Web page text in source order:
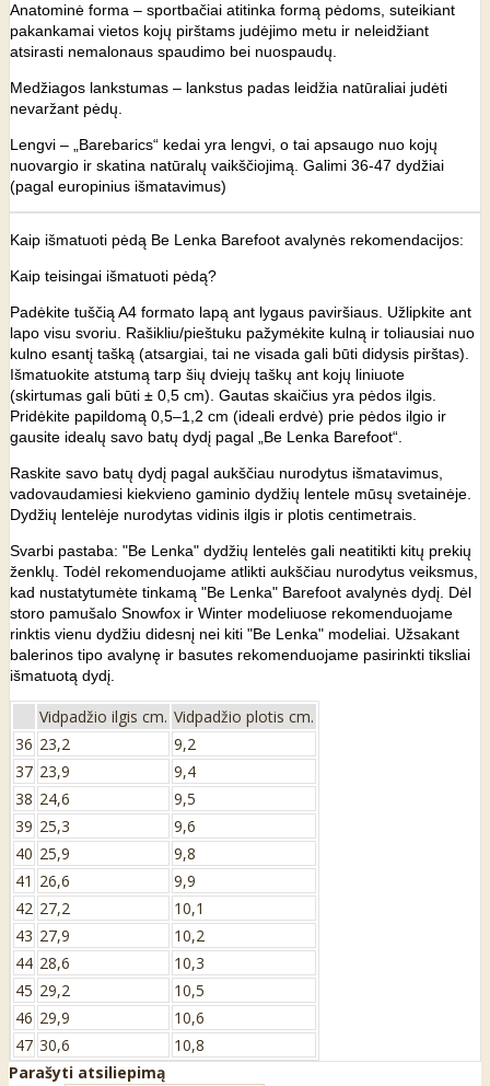
Anatominė forma – sportbačiai atitinka formą pėdoms, suteikiant
pakankamai vietos kojų pirštams judėjimo metu ir neleidžiant
atsirasti nemalonaus spaudimo bei nuospaudų.
Medžiagos lankstumas – lankstus padas leidžia natūraliai judėti
nevaržant pėdų.
Lengvi – „Barebarics“ kedai yra lengvi, o tai apsaugo nuo kojų
nuovargio ir skatina natūralų vaikščiojimą. Galimi 36-47 dydžiai
(pagal europinius išmatavimus)
Kaip išmatuoti pėdą Be Lenka Barefoot avalynės rekomendacijos:
Kaip teisingai išmatuoti pėdą?
Padėkite tuščią A4 formato lapą ant lygaus paviršiaus. Užlipkite ant
lapo visu svoriu. Rašikliu/pieštuku pažymėkite kulną ir toliausiai nuo
kulno esantį tašką (atsargiai, tai ne visada gali būti didysis pirštas).
Išmatuokite atstumą tarp šių dviejų taškų ant kojų liniuote
(skirtumas gali būti ± 0,5 cm). Gautas skaičius yra pėdos ilgis.
Pridėkite papildomą 0,5–1,2 cm (ideali erdvė) prie pėdos ilgio ir
gausite idealų savo batų dydį pagal „Be Lenka Barefoot“.
Raskite savo batų dydį pagal aukščiau nurodytus išmatavimus,
vadovaudamiesi kiekvieno gaminio dydžių lentele mūsų svetainėje.
Dydžių lentelėje nurodytas vidinis ilgis ir plotis centimetrais.
Svarbi pastaba: "Be Lenka" dydžių lentelės gali neatitikti kitų prekių
ženklų. Todėl rekomenduojame atlikti aukščiau nurodytus veiksmus,
kad nustatytumėte tinkamą "Be Lenka" Barefoot avalynės dydį. Dėl
storo pamušalo Snowfox ir Winter modeliuose rekomenduojame
rinktis vienu dydžiu didesnį nei kiti "Be Lenka" modeliai. Užsakant
balerinos tipo avalynę ir basutes rekomenduojame pasirinkti tiksliai
išmatuotą dydį.
Vidpadžio ilgis cm. Vidpadžio plotis cm.
36 23,2
9,2
37 23,9
9,4
38 24,6
9,5
39 25,3
9,6
40 25,9
9,8
41 26,6
9,9
42 27,2
10,1
43 27,9
10,2
44 28,6
10,3
45 29,2
10,5
46 29,9
10,6
47 30,6
10,8
Parašyti atsiliepimą